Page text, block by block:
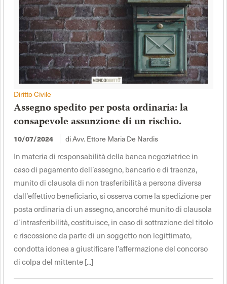
Diritto Civile
Assegno spedito per posta ordinaria: la
consapevole assunzione di un rischio.
10/07/2024 di Avv. Ettore Maria De Nardis
In materia di responsabilità della banca negoziatrice in
caso di pagamento dell’assegno, bancario e di traenza,
munito di clausola di non trasferibilità a persona diversa
dall’effettivo beneficiario, si osserva come la spedizione per
posta ordinaria di un assegno, ancorché munito di clausola
d’intrasferibilità, costituisce, in caso di sottrazione del titolo
e riscossione da parte di un soggetto non legittimato,
condotta idonea a giustificare l’affermazione del concorso
di colpa del mittente [...]